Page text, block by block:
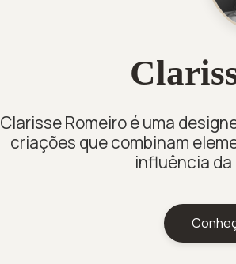
Clarisse Romeiro é uma
criações que combinam
influência